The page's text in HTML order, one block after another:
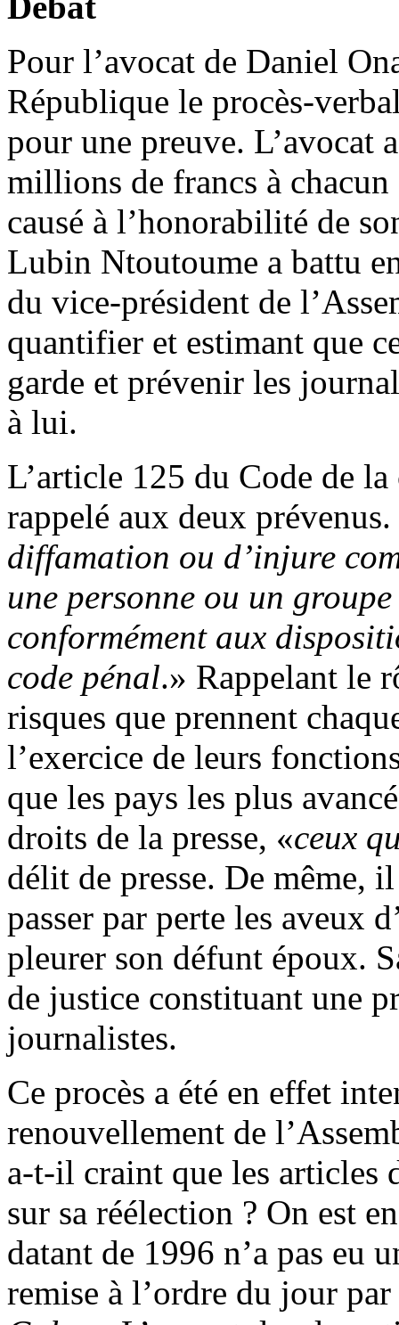
Pour l’avocat de Daniel
République le procès-
pour une preuve. L’avocat
millions de francs à
causé à l’honorabilité de
Lubin Ntoutoume a battu
du vice-président de
quantifier et estimant que
garde et prévenir les
à lui.
L’article 125 du Code de
rappelé aux deux
diffamation ou d’injure
une personne ou un
conformément aux
code pénal.» Rappelant le
risques que prennent
l’exercice de leurs
que les pays les plus
droits de la presse, «ceux
délit de presse. De même,
passer par perte les aveux
pleurer son défunt époux.
de justice constituant une
journalistes.
Ce procès a été en effet
renouvellement de
a-t-il craint que les articles
sur sa réélection ? On est
datant de 1996 n’a pas eu
remise à l’ordre du jour par